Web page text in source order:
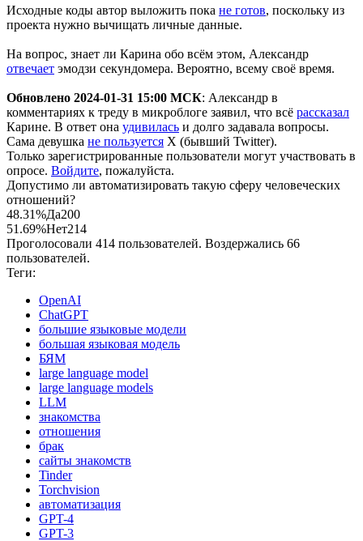
Исходные коды автор выложить пока не готов, поскольку из
проекта нужно вычищать личные данные.
На вопрос, знает ли Карина обо всём этом, Александр
отвечает эмодзи секундомера. Вероятно, всему своё время.
Обновлено 2024-01-31 15:00 МСК: Александр в
комментариях к треду в микроблоге заявил, что всё рассказал
Карине. В ответ она удивилась и долго задавала вопросы.
Сама девушка не пользуется X (бывший Twitter).
Только зарегистрированные пользователи могут участвовать в
опросе. Войдите, пожалуйста.
Допустимо ли автоматизировать такую сферу человеческих
отношений?
48.31%Да200
51.69%Нет214
Проголосовали 414 пользователей. Воздержались 66
пользователей.
Теги:
OpenAI
ChatGPT
большие языковые модели
большая языковая модель
БЯМ
large language model
large language models
LLM
знакомства
отношения
брак
сайты знакомств
Tinder
Torchvision
автоматизация
GPT-4
GPT-3